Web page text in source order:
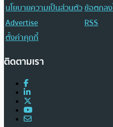
นโยบายความเป็นส่วนตัวข้อตกลง
Advertise
RSS
ตั้งค่าคุกกี้
ติดตามเรา